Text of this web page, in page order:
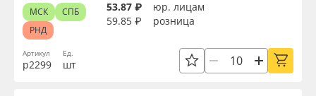
8 800 550 7888
Оборудование и инструмент
Новинки ассортимента
Высота, мм
Мощность, Вт
Артикул
р2299
Ед.
шт
53.87 ₽
юр. лицам
59.85 ₽
розница
МСК
СПБ
РНД